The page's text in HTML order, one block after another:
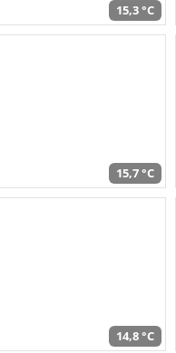
15,3 °C
15,7 °C
14,8 °C